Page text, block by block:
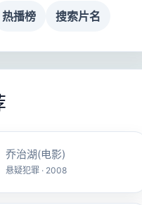
热播榜 搜索片名
乔治湖(电影)
悬疑犯罪 · 2008